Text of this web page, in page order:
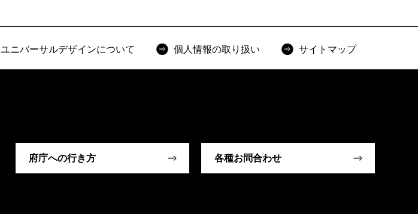
ユニバーサルデザインについて 個人情報の取り扱い サイトマップ
府庁への行き方 各種お問合わせ